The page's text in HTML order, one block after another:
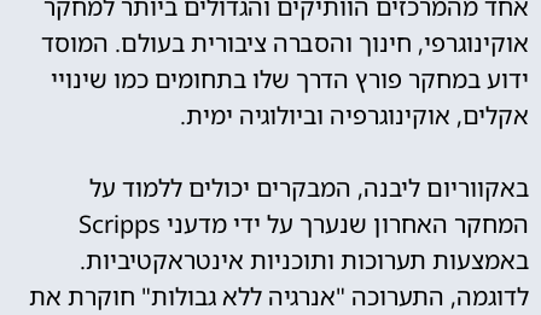
אחד מהמרכזים הוותיקים והגדולים ביותר למחקר
אוקינוגרפי, חינוך והסברה ציבורית בעולם. המוסד
ידוע במחקר פורץ הדרך שלו בתחומים כמו שינויי
אקלים, אוקינוגרפיה וביולוגיה ימית.
באקווריום ליבנה, המבקרים יכולים ללמוד על
המחקר האחרון שנערך על ידי מדעני Scripps
באמצעות תערוכות ותוכניות אינטראקטיביות.
לדוגמה, התערוכה "אנרגיה ללא גבולות" חוקרת את